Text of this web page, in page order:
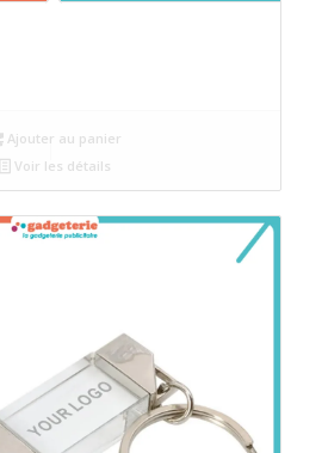
Ajouter au panier
Voir les détails